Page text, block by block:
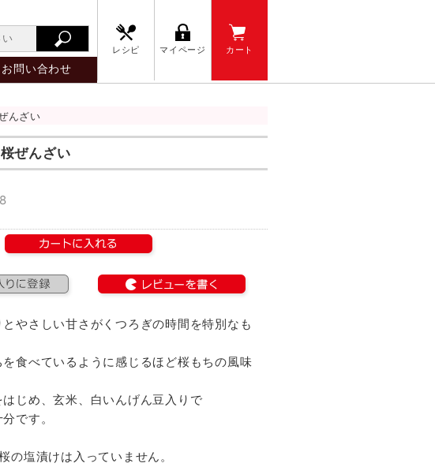
お問い合わせ
レシピ マイページ カート
んざい
ぜんざい
とやさしい甘さがくつろぎの時間を特別なも
を食べているように感じるほど桜もちの風味
じめ、玄米、白いんげん豆入りで
です。
の塩漬けは入っていません。